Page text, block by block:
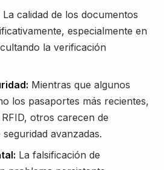
La calidad de los documentos
especialmente en
la verificación
Mientras que algunos
los pasaportes más recientes,
otros carecen de
avanzadas.
La falsificación de